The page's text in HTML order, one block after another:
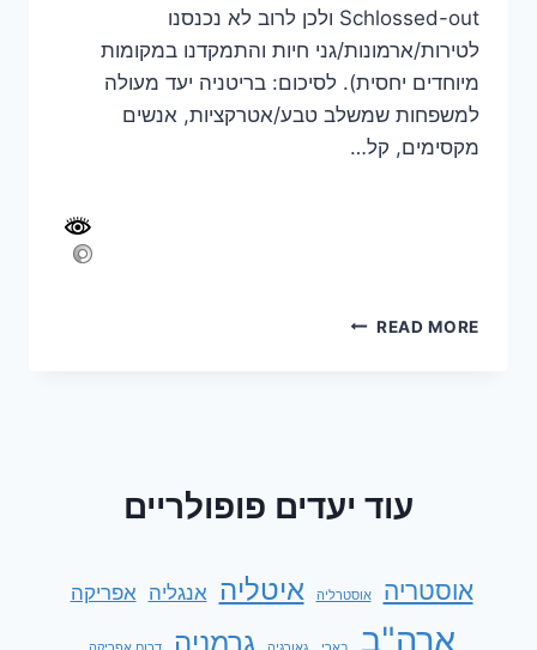
Schlossed-out ולכן לרוב לא נכנסנו
לטירות/ארמונות/גני חיות והתמקדנו במקומות
מיוחדים יחסית). לסיכום: בריטניה יעד מעולה
למשפחות שמשלב טבע/אטרקציות, אנשים
מקסימים, קל…
READ MOREסיכום
ואנגליה
עוד יעדים פופולריים
אוסטריה אוסטרליה איטליה אנגליה אפריקה
ארה"ב גרמניה